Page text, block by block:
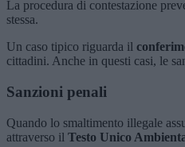
La procedura di contestazione
stessa.
Un caso tipico riguarda il
cittadini. Anche in questi casi, le
Sanzioni penali
Quando lo smaltimento illegale
attraverso il Testo Unico